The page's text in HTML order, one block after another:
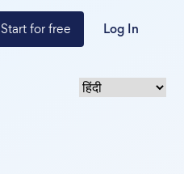
Start for free Log In